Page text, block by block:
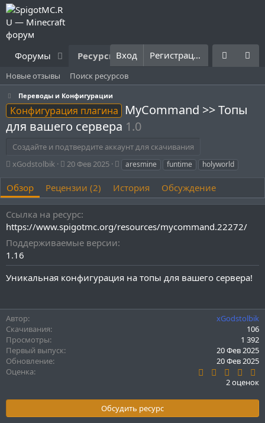
Форумы Ресурсы Что нового? Правила
Вход Регистрация
Новые отзывы Поиск ресурсов
Переводы и Конфигурации
Конфигурация плагина
MyCommand >> Топы
для вашего сервера 1.0
Создайте и подтвердите аккаунт для скачивания
А
т
о
р
xGodstolbik
Д
т
а
с
о
з
а
я
20 Фев 2025
Т
г
и
aresmine funtime holyworld
Обзор Рецензии (2) История Обсуждение
Ссылка на ресурс
https://www.spigotmc.org/resources/mycommand.22272/
Поддерживаемые версии
1.16
Уникальная конфигурация на топы для вашего сервера!
Автор
xGodstolbik
Скачивания
106
Просмотры
1 392
Первый выпуск
20 Фев 2025
Обновление
20 Фев 2025
Оценка
0
0
в
2 оценок
Обсудить ресурс